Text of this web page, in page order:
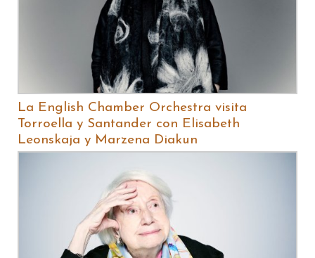
La English Chamber Orchestra visita
Torroella y Santander con Elisabeth
Leonskaja y Marzena Diakun